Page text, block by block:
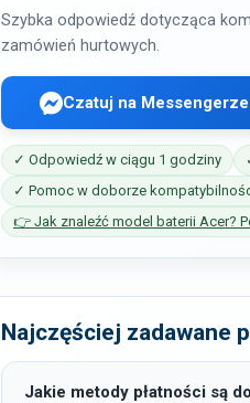
Szybka odpowiedź dotycząca
zamówień hurtowych.
Czatuj na Messengerze
✓ Odpowiedź w ciągu 1 godziny
✓ Pomoc w doborze
👉 Jak znaleźć model baterii Acer?
Najczęściej zadawane
Jakie metody płatności są